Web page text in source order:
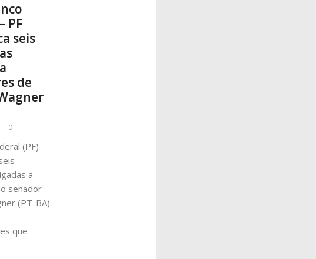
PF
seis
de
0
(PF)
a
senador
(PT-BA)
que